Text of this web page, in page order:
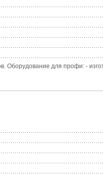
Оборудование для профи: -